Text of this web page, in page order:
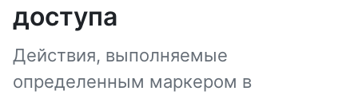
доступа
Действия, выполняемые
определенным маркером в